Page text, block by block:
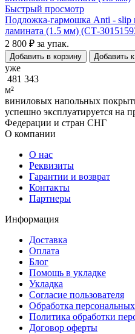
Быстрый просмотр
Подложка-гармошка Anti - slip
ламината (1.5 мм) (СТ-
2 800 ₽ за упак.
Добавить в корзину Добавить
уже
481 343
м²
виниловых напольных
успешно эксплуатируется на
Федерации и стран СНГ
О компании
О нас
Реквизиты
Гарантии и возврат
Контакты
Партнеры
Информация
Доставка
Оплата
Блог
Помощь в укладке
Укладка
Согласие пользователя
Обработка
Политика обработки
Договор оферты